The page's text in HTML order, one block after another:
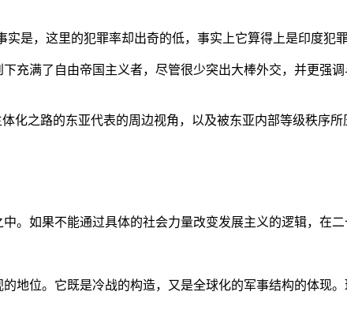
是，这里的犯罪率却出奇的低，事实上它算得上是印度犯罪
充满了自由帝国主义者，尽管很少突出大棒外交，并更强
化之路的东亚代表的周边视角，以及被东亚内部等级秩序
。如果不能通过具体的社会力量改变发展主义的逻辑，在
地位。它既是冷战的构造，又是全球化的军事结构的体现